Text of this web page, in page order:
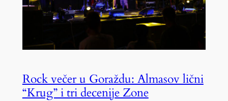
Rock večer u Goraždu: Almasov lični
“Krug” i tri decenije Zone